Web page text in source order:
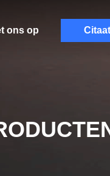
ons op Citaat